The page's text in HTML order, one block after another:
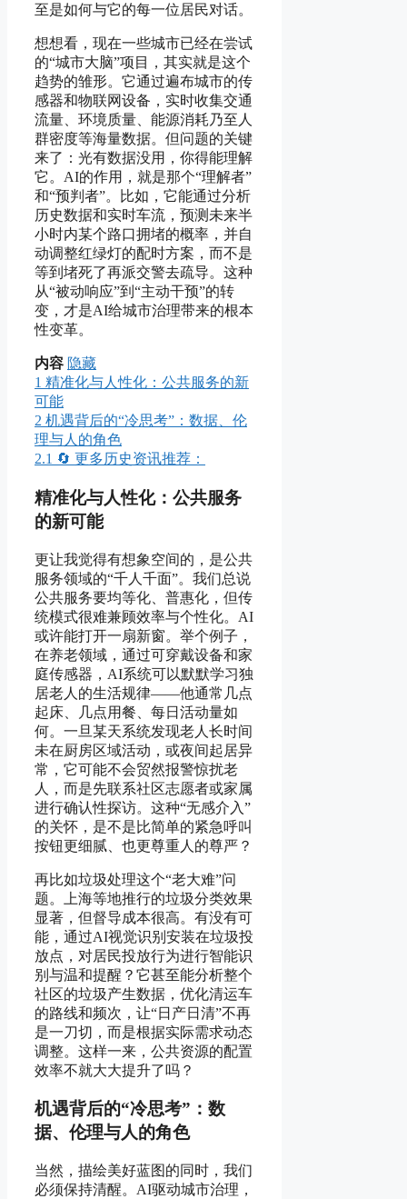
至是如何与它的每一位居民对话。
想想看，现在一些城市已经在尝试
的“城市大脑”项目，其实就是这个
趋势的雏形。它通过遍布城市的传
感器和物联网设备，实时收集交通
流量、环境质量、能源消耗乃至人
群密度等海量数据。但问题的关键
来了：光有数据没用，你得能理解
它。AI的作用，就是那个“理解者”
和“预判者”。比如，它能通过分析
历史数据和实时车流，预测未来半
小时内某个路口拥堵的概率，并自
动调整红绿灯的配时方案，而不是
等到堵死了再派交警去疏导。这种
从“被动响应”到“主动干预”的转
变，才是AI给城市治理带来的根本
性变革。
内容 隐藏
1 精准化与人性化：公共服务的新
可能
2 机遇背后的“冷思考”：数据、伦
理与人的角色
2.1 🔄 更多历史资讯推荐：
精准化与人性化：公共服务
的新可能
更让我觉得有想象空间的，是公共
服务领域的“千人千面”。我们总说
公共服务要均等化、普惠化，但传
统模式很难兼顾效率与个性化。AI
或许能打开一扇新窗。举个例子，
在养老领域，通过可穿戴设备和家
庭传感器，AI系统可以默默学习独
居老人的生活规律——他通常几点
起床、几点用餐、每日活动量如
何。一旦某天系统发现老人长时间
未在厨房区域活动，或夜间起居异
常，它可能不会贸然报警惊扰老
人，而是先联系社区志愿者或家属
进行确认性探访。这种“无感介入”
的关怀，是不是比简单的紧急呼叫
按钮更细腻、也更尊重人的尊严？
再比如垃圾处理这个“老大难”问
题。上海等地推行的垃圾分类效果
显著，但督导成本很高。有没有可
能，通过AI视觉识别安装在垃圾投
放点，对居民投放行为进行智能识
别与温和提醒？它甚至能分析整个
社区的垃圾产生数据，优化清运车
的路线和频次，让“日产日清”不再
是一刀切，而是根据实际需求动态
调整。这样一来，公共资源的配置
效率不就大大提升了吗？
机遇背后的“冷思考”：数
据、伦理与人的角色
当然，描绘美好蓝图的同时，我们
必须保持清醒。AI驱动城市治理，